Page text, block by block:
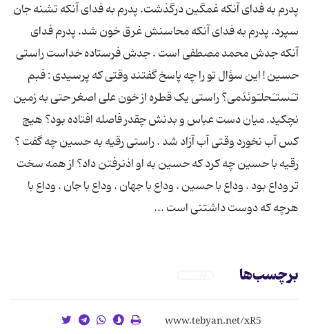
پدرم به فدای آنکه غمگین درگذشت. پدرم به فدای آنکه تشنه جان
سپرد. پدرم به فدای آنکه محاسنش غرق خون شد. پدرم فدای
آنکه جدش محمد مصطفی است . جدش فرستاده خداست راستی
حسین ! این سؤال تو را چه پاسخ گفتند وقتی که پرسیدی : فبم
تـَستـَحلـّونَدَمی؟ راستی یک قطره از خون علی اصغر حتی به زمین
نچکید. میان دست عباس و بدنش چقدر فاصله افتاده بود؟ هیچ
کس آب نخورد وقتی آب آزاد شد . راستی رقیه به حسین چه گفت ؟
رقیه با حسین چه کرد که حسین به او اذنرفتن داد؟ از همه سخت
تر وداع بود . وداع با حسین . وداع با جهان . وداع با جان . وداع با
هرچه که دوست داشتنی است ...
برچسب‌ها